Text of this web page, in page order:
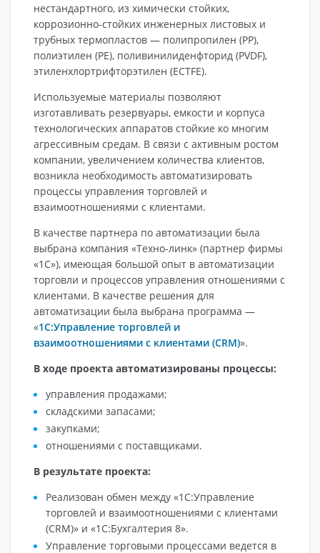
нестандартного, из химически стойких,
коррозионно-стойких инженерных листовых и
трубных термопластов — полипропилен (PP),
полиэтилен (РЕ), поливинилиденфторид (PVDF),
этиленхлортрифторэтилен (ECTFE).
Используемые материалы позволяют
изготавливать резервуары, емкости и корпуса
технологических аппаратов стойкие ко многим
агрессивным средам. В связи с активным ростом
компании, увеличением количества клиентов,
возникла необходимость автоматизировать
процессы управления торговлей и
взаимоотношениями с клиентами.
В качестве партнера по автоматизации была
выбрана компания «Техно-линк» (партнер фирмы
«1С»), имеющая большой опыт в автоматизации
торговли и процессов управления отношениями с
клиентами. В качестве решения для
автоматизации была выбрана программа —
«1С:Управление торговлей и
взаимоотношениями с клиентами (CRM)».
В ходе проекта автоматизированы процессы:
управления продажами;
складскими запасами;
закупками;
отношениями с поставщиками.
В результате проекта:
Реализован обмен между «1С:Управление
торговлей и взаимоотношениями с клиентами
(CRM)» и «1С:Бухгалтерия 8».
Управление торговыми процессами ведется в